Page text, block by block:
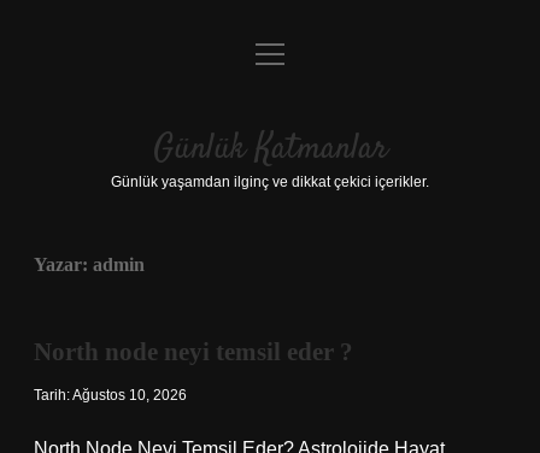
Anasayfa
Yasal Uyarı
menüyü
Günlük Katmanlar
Günlük yaşamdan ilginç ve dikkat çekici içerikler.
Yazar: admin
North node neyi temsil eder ?
Tarih: Ağustos 10, 2026
North Node Neyi Temsil Eder? Astrolojide Hayat